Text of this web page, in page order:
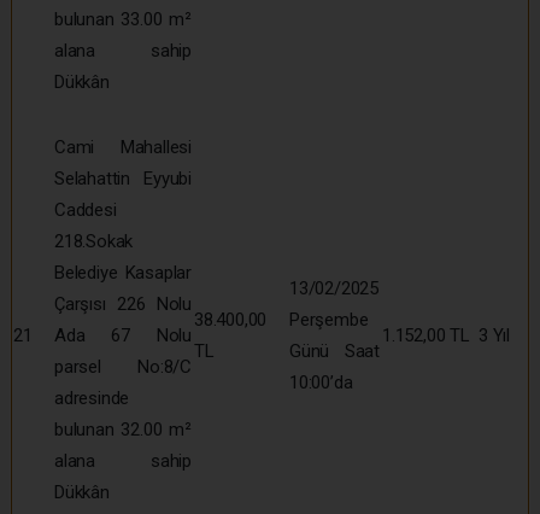
bulunan 33.00 m²
alana sahip
Dükkân
21
Cami Mahallesi
Selahattin Eyyubi
Caddesi
218.Sokak
Belediye Kasaplar
Çarşısı 226 Nolu
Ada 67 Nolu
parsel No:8/C
adresinde
bulunan 32.00 m²
alana sahip
Dükkân
38.400,00
TL
13/02/2025
Perşembe
Günü Saat
10:00’da
1.152,00 TL 3 Yıl